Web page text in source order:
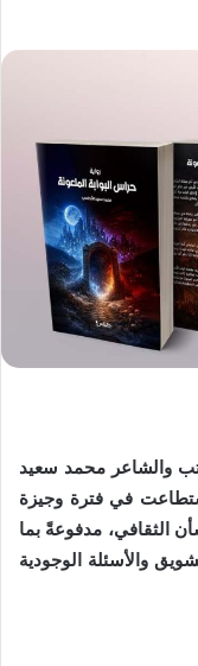
والشاعر محمد سعيد
في فترة وجيزة
الثقافي، مدفوعةً بما
والأسئلة الوجودية